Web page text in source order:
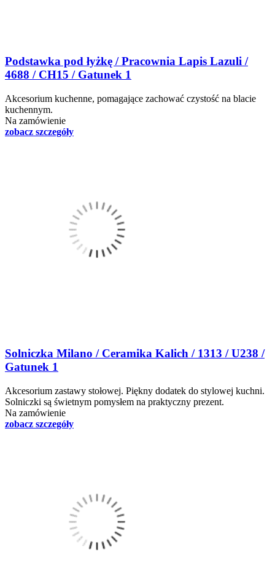
Podstawka pod łyżkę / Pracownia Lapis Lazuli /
4688 / CH15 / Gatunek 1
Akcesorium kuchenne, pomagające zachować czystość na blacie
kuchennym.
Na zamówienie
zobacz szczegóły
Solniczka Milano / Ceramika Kalich / 1313 / U238 /
Gatunek 1
Akcesorium zastawy stołowej. Piękny dodatek do stylowej kuchni.
Solniczki są świetnym pomysłem na praktyczny prezent.
Na zamówienie
zobacz szczegóły